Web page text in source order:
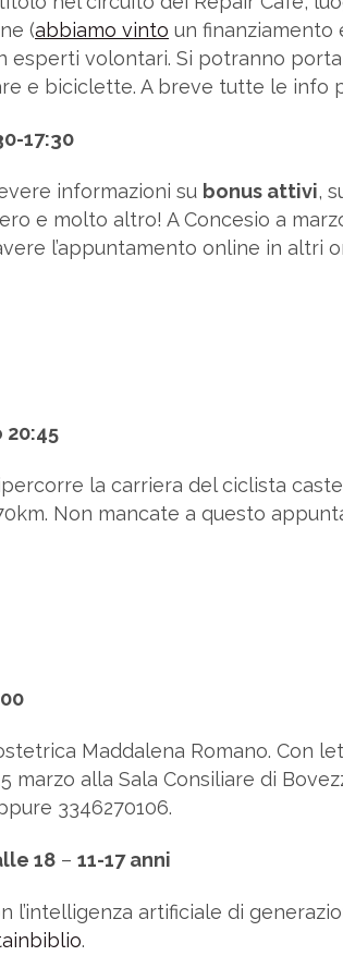
(abbiamo vinto un finanziamento
esperti volontari. Si potranno
e biciclette. A breve tutte le info
17:30
informazioni su bonus attivi,
e molto altro! A Concesio a
l’appuntamento online in altri
20:45
la carriera del ciclista
Non mancate a questo
Maddalena Romano. Con
marzo alla Sala Consiliare di
3346270106.
18 – 11-17 anni
l’intelligenza artificiale di
.